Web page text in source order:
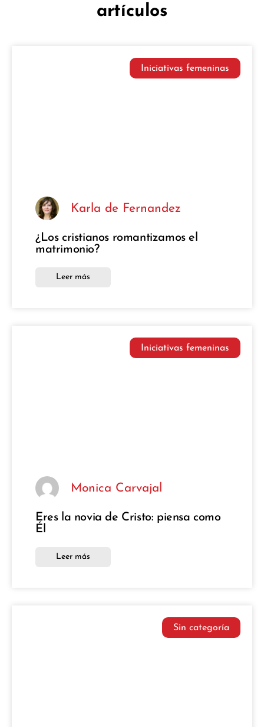
artículos
Iniciativas femeninas
Karla de Fernandez
¿Los cristianos romantizamos el
matrimonio?
Leer más
Iniciativas femeninas
Monica Carvajal
Eres la novia de Cristo: piensa como
Él
Leer más
Sin categoría